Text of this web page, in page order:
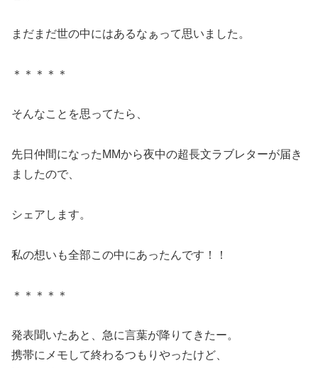
まだまだ世の中にはあるなぁって思いました。
＊＊＊＊＊
そんなことを思ってたら、
先日仲間になったMMから夜中の超長文ラブレターが届き
ましたので、
シェアします。
私の想いも全部この中にあったんです！！
＊＊＊＊＊
発表聞いたあと、急に言葉が降りてきたー。
携帯にメモして終わるつもりやったけど、